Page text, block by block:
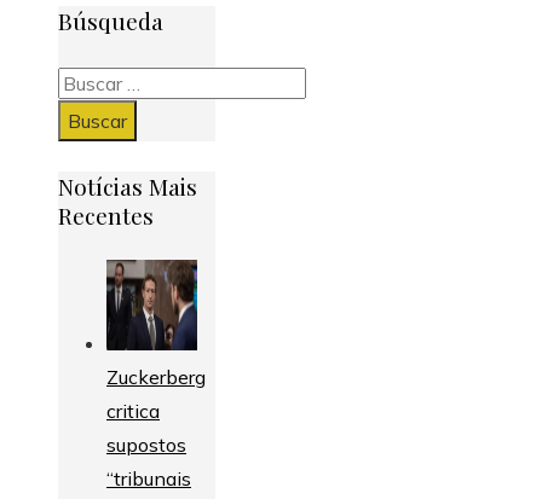
Búsqueda
Buscar:
Notícias Mais
Recentes
Zuckerberg
critica
supostos
“tribunais